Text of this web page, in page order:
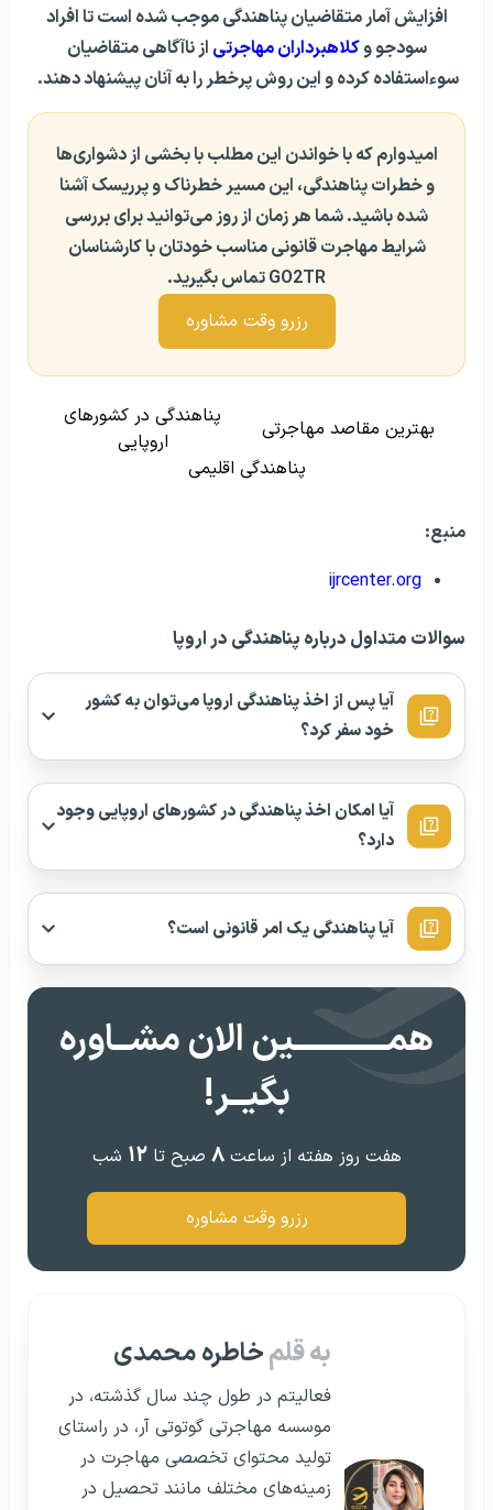
افزایش آمار متقاضیان پناهندگی موجب شده است تا افراد
سودجو وکلاهبرداران مهاجرتی از ناآگاهی متقاضیان
سوء‌استفاده کرده و این روش پرخطر را به آنان پیشنهاد دهند.
امیدوارم که با خواندن این مطلب با بخشی از دشواری‌ها
و خطرات پناهندگی، این مسیر خطرناک و پرریسک آشنا
شده باشید. شما هر زمان از روز می‌توانید برای بررسی
شرایط مهاجرت قانونی مناسب خودتان با کارشناسان
GO2TR تماس بگیرید.
رزرو وقت مشاوره
بهترین مقاصد مهاجرتی
پناهندگی در کشور‌های
اروپایی
پناهندگی اقلیمی
منبع:
ijrcenter.org
سوالات متداول درباره پناهندگی در اروپا
آیا پس از اخذ پناهندگی اروپا می‌توان به کشور
خود سفر کرد؟
آیا امکان اخذ پناهندگی در کشورهای اروپایی وجود
دارد؟
آیا پناهندگی یک امر قانونی است؟
همــــــــــــین الان مشــاوره
بگیــر!
هفت روز هفته از ساعت۸ صبح تا۱۲ شب
رزرو وقت مشاوره
به قلمخاطره محمدی
فعالیتم در طول چند سال گذشته، در
موسسه مهاجرتی گوتوتی آر، در راستای
تولید محتوای تخصصی مهاجرت در
زمینه‌های مختلف مانند تحصیل در